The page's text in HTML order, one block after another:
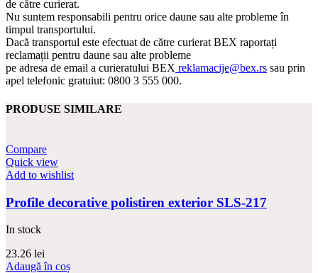
de către curierat.
Nu suntem responsabili pentru orice daune sau alte probleme în
timpul transportului.
Dacă transportul este efectuat de către curierat BEX raportați
reclamații pentru daune sau alte probleme
pe adresa de email a curieratului BEX reklamacije@bex.rs sau prin
apel telefonic gratuiut: 0800 3 555 000.
PRODUSE SIMILARE
Compare
Quick view
Add to wishlist
Profile decorative polistiren exterior SLS-217
In stock
23.26 lei
Adaugă în coș